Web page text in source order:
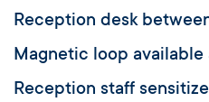
Reception desk
Magnetic loop
Reception staff